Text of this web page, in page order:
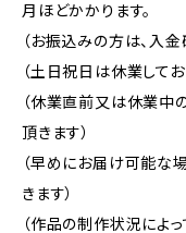
月ほどかかります。
（お振込みの方は、入
（土日祝日は休業してお
（休業直前又は休業中
頂きます）
（早めにお届け可能な
きます）
（作品の制作状況によ